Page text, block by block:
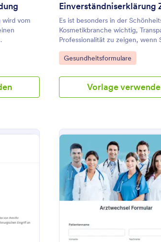
wird vom
Es ist besonders in der
Kosmetikbranche wichtig,
Professionalität zu zeigen, wenn
auf eine lange und ausführliche
Kommunikation mit Ihren Kunden
zur Wimpernverlägnerung liefert
notwendigen Details Ihrer
B. ihre Kontaktdaten, ihre
Zustimmung zu allen Ihren
Geschäftsbedingungen. Sie
Vorlage mit dem einfach zu
Formular-Builder von Jotform
anpassen, Felder durch die
Funktion ändern, hinzufügen
entfernen, die Farben,
Hintergrund ändern, ohne dass
Programmierkenntnisse
Go to Category:
Gesundheitsformulare
Vorlage
Für Operationen
Vorschau: